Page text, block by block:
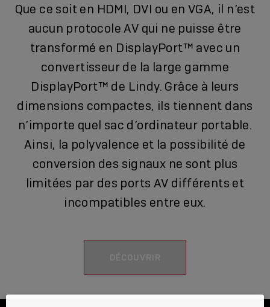
Que ce soit en HDMI, DVI ou en VGA, il n’est
aucun protocole AV qui ne puisse être
transformé en DisplayPort™ avec un
convertisseur de la large gamme
DisplayPort™ de Lindy. Grâce à leurs
dimensions compactes, ils tiennent dans
n’importe quel sac d’ordinateur portable.
Ainsi, la polyvalence et la possibilité de
conversion des signaux ne sont plus
limitées par des ports AV différents et
incompatibles entre eux.
DÉCOUVRIR